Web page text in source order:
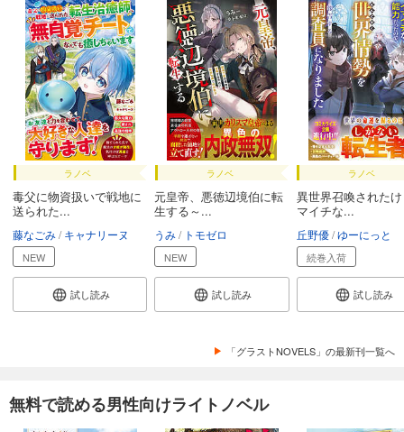
ラノベ
毒父に物資扱いで戦地に
送られた...
藤なごみ キャナリーヌ
NEW
試し読み
ラノベ
元皇帝、悪徳辺境伯に転
生する～...
うみ トモゼロ
NEW
試し読み
ラノベ
異世界召喚された
マイチな...
丘野優 ゆーにっと
続巻入荷
試し読み
「グラストNOVELS」の最新刊一覧へ
無料で読める男性向けライトノベル